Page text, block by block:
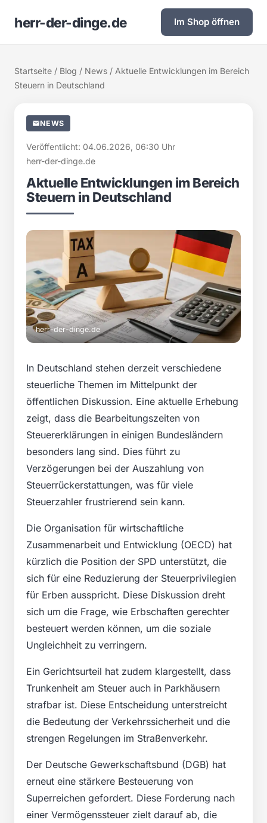
herr-der-dinge.de Im Shop öffnen
Startseite / Blog / News / Aktuelle Entwicklungen im Bereich
Steuern in Deutschland
NEWS
Veröffentlicht: 04.06.2026, 06:30 Uhr
herr-der-dinge.de
Aktuelle Entwicklungen im Bereich
Steuern in Deutschland
herr-der-dinge.de
In Deutschland stehen derzeit verschiedene
steuerliche Themen im Mittelpunkt der
öffentlichen Diskussion. Eine aktuelle Erhebung
zeigt, dass die Bearbeitungszeiten von
Steuererklärungen in einigen Bundesländern
besonders lang sind. Dies führt zu
Verzögerungen bei der Auszahlung von
Steuerrückerstattungen, was für viele
Steuerzahler frustrierend sein kann.
Die Organisation für wirtschaftliche
Zusammenarbeit und Entwicklung (OECD) hat
kürzlich die Position der SPD unterstützt, die
sich für eine Reduzierung der Steuerprivilegien
für Erben ausspricht. Diese Diskussion dreht
sich um die Frage, wie Erbschaften gerechter
besteuert werden können, um die soziale
Ungleichheit zu verringern.
Ein Gerichtsurteil hat zudem klargestellt, dass
Trunkenheit am Steuer auch in Parkhäusern
strafbar ist. Diese Entscheidung unterstreicht
die Bedeutung der Verkehrssicherheit und die
strengen Regelungen im Straßenverkehr.
Der Deutsche Gewerkschaftsbund (DGB) hat
erneut eine stärkere Besteuerung von
Superreichen gefordert. Diese Forderung nach
einer Vermögenssteuer zielt darauf ab, die